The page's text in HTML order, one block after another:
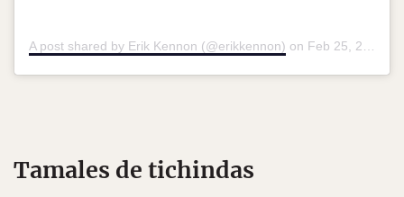
A post shared by Erik Kennon (@erikkennon) on Feb 25, 2016 at 3:32pm PST
Tamales de tichindas